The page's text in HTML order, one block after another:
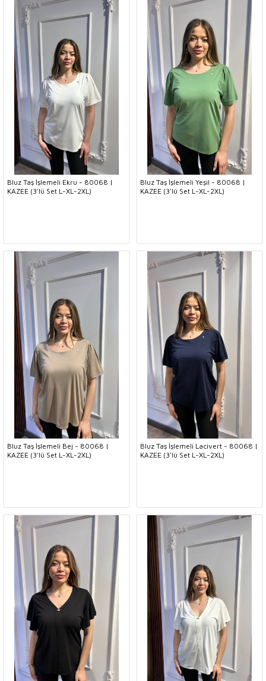
Bluz Taş İşlemeli Ekru - 80068 |
KAZEE (3'lü Set L-XL-2XL)
Bluz Taş İşlemeli Yeşil - 80068 |
KAZEE (3'lü Set L-XL-2XL)
Bluz Taş İşlemeli Bej - 80068 |
KAZEE (3'lü Set L-XL-2XL)
Bluz Taş İşlemeli Lacivert - 80068 |
KAZEE (3'lü Set L-XL-2XL)